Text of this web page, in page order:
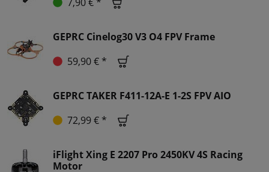
GEPRC Cinelog30 V3 O4 FPV Frame
59,90 € *
GEPRC TAKER F411-12A-E 1-2S FPV AIO
72,99 € *
iFlight Xing E 2207 Pro 2450KV 4S Racing
Motor